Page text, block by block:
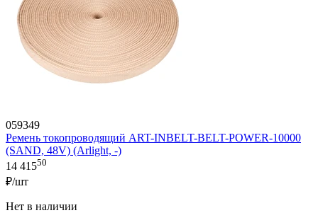
059349
Ремень токопроводящий ART-INBELT-BELT-POWER-10000
(SAND, 48V) (Arlight, -)
14 41550
₽/шт
Нет в наличии